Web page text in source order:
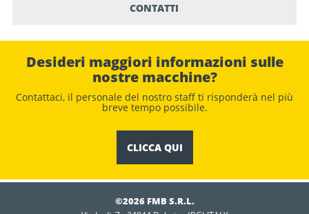
CONTATTI
Desideri maggiori informazioni sulle
nostre macchine?
Contattaci, il personale del nostro staﬀ ti risponderà nel più
breve tempo possibile.
CLICCA QUI
©2026 FMB S.R.L.